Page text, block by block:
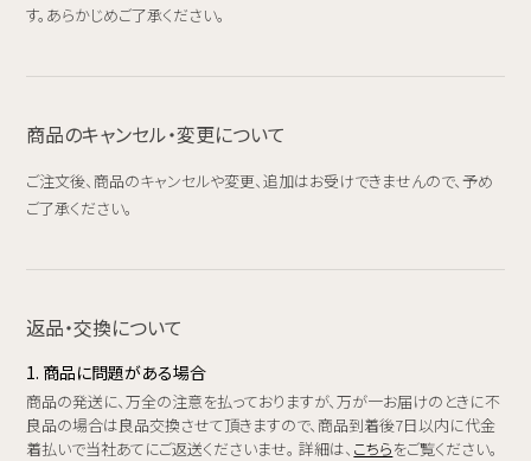
す。あらかじめご了承ください。
商品のキャンセル・変更について
ご注文後、商品のキャンセルや変更、追加はお受けできませんので、予め
ご了承ください。
返品・交換について
1. 商品に問題がある場合
商品の発送に、万全の注意を払っておりますが、万が一お届けのときに不
良品の場合は良品交換させて頂きますので、商品到着後7日以内に代金
着払いで当社あてにご返送くださいませ。 詳細は、 こちらをご覧ください。